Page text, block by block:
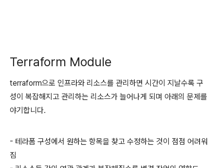
Terraform Module
terraform으로 인프라와 리소스를 관리하면 시간이 지날수록 구
성이 복잡해지고 관리하는 리소스가 늘어나게 되며 아래의 문제를
야기합니다.
- 테라폼 구성에서 원하는 항목을 찾고 수정하는 것이 점점 어려워
짐